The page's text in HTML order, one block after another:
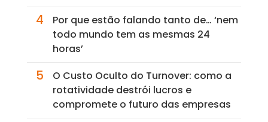
4
Por que estão falando tanto de… ‘nem
todo mundo tem as mesmas 24
horas’
5
O Custo Oculto do Turnover: como a
rotatividade destrói lucros e
compromete o futuro das empresas